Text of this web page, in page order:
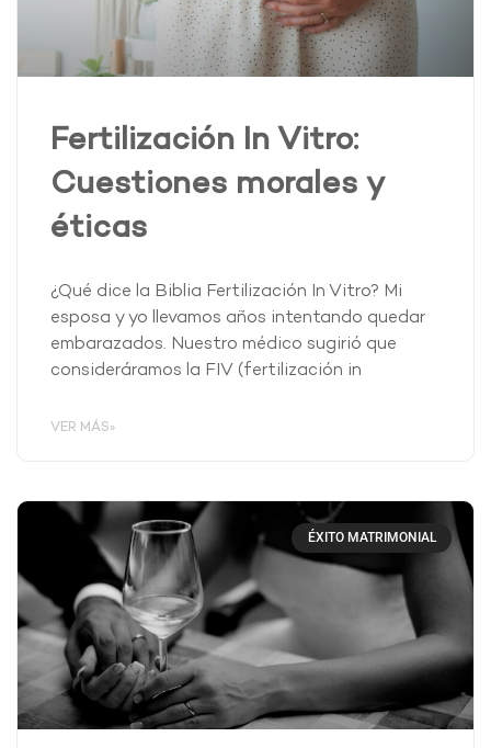
Fertilización In Vitro:
Cuestiones morales y
éticas
¿Qué dice la Biblia Fertilización In Vitro? Mi
esposa y yo llevamos años intentando quedar
embarazados. Nuestro médico sugirió que
consideráramos la FIV (fertilización in
VER MÁS»
ÉXITO MATRIMONIAL